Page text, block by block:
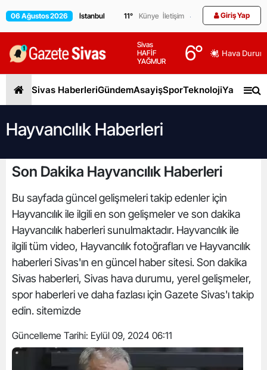
06 Ağustos 2026 11° Künye İletişim Giriş Yap
Sivas
HAFİF
YAĞMUR
6° Hava
Sivas HaberleriGündemAsayişSporTeknolojiYaşam
Hayvancılık Haberleri
Son Dakika Hayvancılık Haberleri
Bu sayfada güncel gelişmeleri takip edenler için
Hayvancılık ile ilgili en son gelişmeler ve son dakika
Hayvancılık haberleri sunulmaktadır. Hayvancılık ile
ilgili tüm video, Hayvancılık fotoğrafları ve Hayvancılık
haberleri Sivas'ın en güncel haber sitesi. Son dakika
Sivas haberleri, Sivas hava durumu, yerel gelişmeler,
spor haberleri ve daha fazlası için Gazete Sivas'ı takip
edin. sitemizde
Güncelleme Tarihi: Eylül 09, 2024 06:11